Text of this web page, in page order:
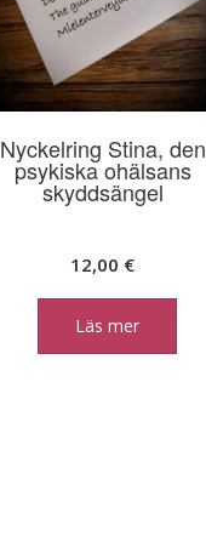
Nyckelring Stina, den
psykiska ohälsans
skyddsängel
12,00 €
Läs mer